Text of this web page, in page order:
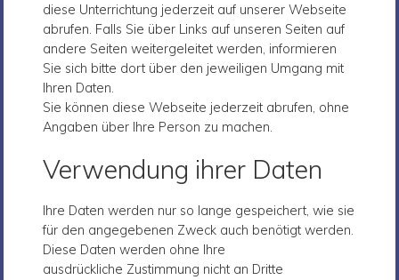
diese Unterrichtung jederzeit auf unserer Webseite
abrufen. Falls Sie über Links auf unseren Seiten auf
andere Seiten weitergeleitet werden, informieren
Sie sich bitte dort über den jeweiligen Umgang mit
Ihren Daten.
Sie können diese Webseite jederzeit abrufen, ohne
Angaben über Ihre Person zu machen.
Verwendung ihrer Daten
Ihre Daten werden nur so lange gespeichert, wie sie
für den angegebenen Zweck auch benötigt werden.
Diese Daten werden ohne Ihre
ausdrückliche Zustimmung nicht an Dritte